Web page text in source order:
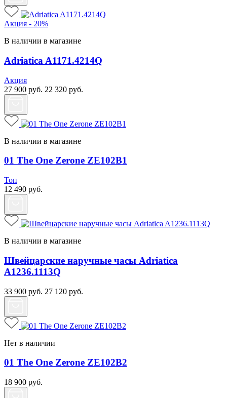
Акция - 20%
В наличии в магазине
Adriatica A1171.4214Q
Акция
27 900 руб. 22 320 руб.
В наличии в магазине
01 The One Zerone ZE102B1
Топ
12 490 руб.
В наличии в магазине
Швейцарские наручные часы Adriatica
A1236.1113Q
33 900 руб. 27 120 руб.
Нет в наличии
01 The One Zerone ZE102B2
18 900 руб.